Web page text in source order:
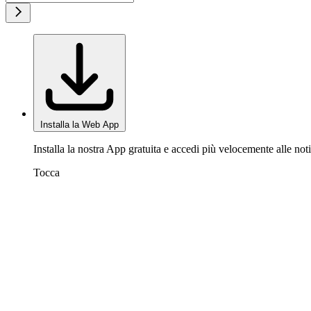
Installa la Web App
Installa la nostra App gratuita e accedi più velocemente alle
Tocca